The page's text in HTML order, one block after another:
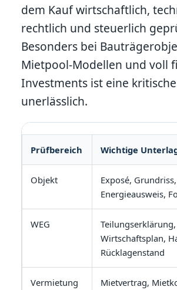
dem Kauf wirtschaftlich,
rechtlich und steuerlich
Besonders bei
Mietpool-Modellen und voll
Investments ist eine
unerlässlich.
Prüfbereich Wichtige
Objekt
Exposé,
Energieausweis,
WEG
Wirtschaftsplan,
Rücklagenstand
Vermietung
Mietvertrag,